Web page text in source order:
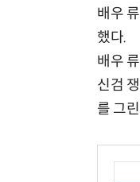
배우
했다.
배우
신검
를 그